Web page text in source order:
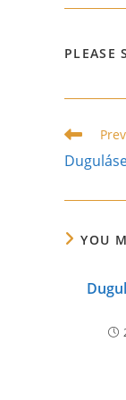
PLEASE
Read
articles
YOU